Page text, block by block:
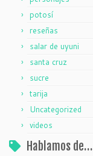
potosí
reseñas
salar de uyuni
santa cruz
sucre
tarija
Uncategorized
videos
Hablamos de…